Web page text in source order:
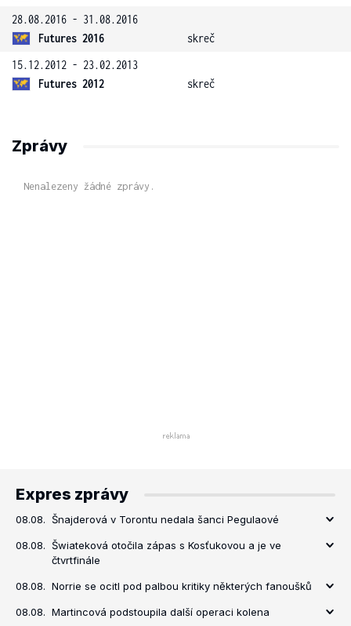
28.08.2016 - 31.08.2016
Futures 2016
skreč
15.12.2012 - 23.02.2013
Futures 2012
skreč
Zprávy
Nenalezeny žádné zprávy.
Expres zprávy
08.08. Šnajderová v Torontu nedala šanci Pegulaové
08.08. Šwiateková otočila zápas s Kosťukovou a je ve
čtvrtfinále
08.08. Norrie se ocitl pod palbou kritiky některých fanoušků
08.08. Martincová podstoupila další operaci kolena